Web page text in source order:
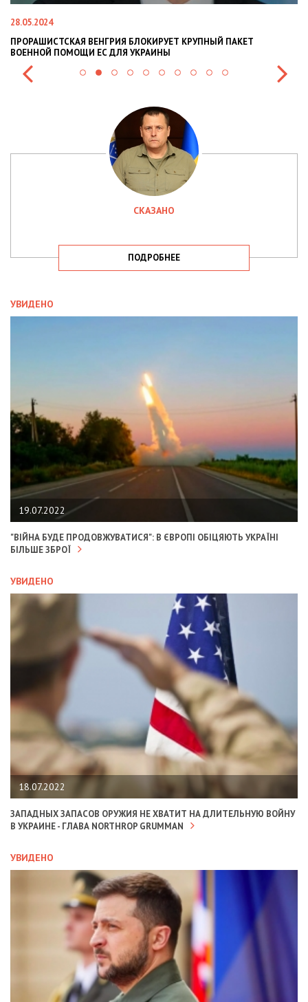
БЛОКИРУЕТ КРУПНЫЙ ПАКЕТ
УКРАИНЫ
НАЦПОЛІЦІЯ ЛЯКАЄ
СКАЗАНО
ПОДРОБНЕЕ
УВИДЕНО
19.07.2022
"ВІЙНА БУДЕ ПРОДОВЖУВАТИСЯ": В ЄВРОПІ ОБІЦЯЮТЬ УКРАЇНІ
БІЛЬШЕ ЗБРОЇ
УВИДЕНО
18.07.2022
ЗАПАДНЫХ ЗАПАСОВ ОРУЖИЯ НЕ ХВАТИТ НА ДЛИТЕЛЬНУЮ ВОЙНУ
В УКРАИНЕ - ГЛАВА NORTHROP GRUMMAN
УВИДЕНО